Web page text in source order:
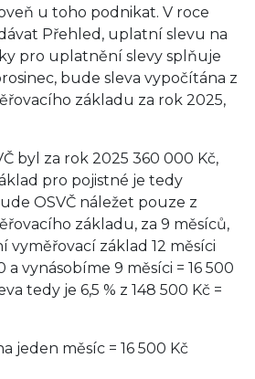
u toho podnikat. V roce
Přehled, uplatní slevu na
pro uplatnění slevy splňuje
bude sleva vypočítána z
základu za rok 2025,
byl za rok 2025 360 000 Kč,
pro pojistné je tedy
OSVČ náležet pouze z
základu, za 9 měsíců,
základ 12 měsíci
a vynásobíme 9 měsíci = 16 500
tedy je 6,5 % z 148 500 Kč =
jeden měsíc = 16 500 Kč